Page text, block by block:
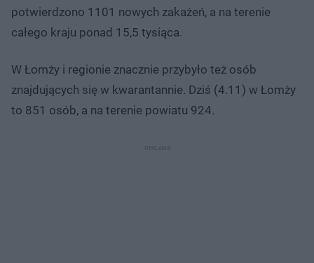
potwierdzono 1101 nowych zakażeń, a na terenie
całego kraju ponad 15,5 tysiąca.
W Łomży i regionie znacznie przybyło też osób
znajdujących się w kwarantannie. Dziś (4.11) w Łomży
to 851 osób, a na terenie powiatu 924.